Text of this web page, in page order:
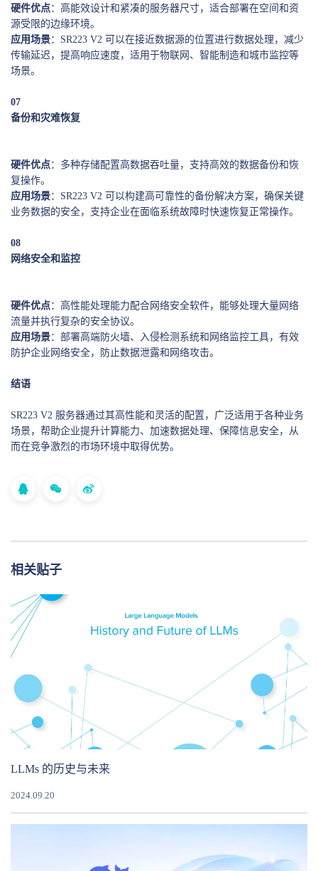
硬件优点：高能效设计和紧凑的服务器尺寸，适合部署在空间和资
源受限的边缘环境。
应用场景：SR223 V2 可以在接近数据源的位置进行数据处理，减少
传输延迟，提高响应速度，适用于物联网、智能制造和城市监控等
场景。
07
备份和灾难恢复
硬件优点：多种存储配置高数据吞吐量，支持高效的数据备份和恢
复操作。
应用场景：SR223 V2 可以构建高可靠性的备份解决方案，确保关键
业务数据的安全，支持企业在面临系统故障时快速恢复正常操作。
08
网络安全和监控
硬件优点：高性能处理能力配合网络安全软件，能够处理大量网络
流量并执行复杂的安全协议。
应用场景：部署高端防火墙、入侵检测系统和网络监控工具，有效
防护企业网络安全，防止数据泄露和网络攻击。
结语
SR223 V2 服务器通过其高性能和灵活的配置，广泛适用于各种业务
场景，帮助企业提升计算能力、加速数据处理、保障信息安全，从
而在竞争激烈的市场环境中取得优势。
相关贴子
LLMs 的历史与未来
2024.09.20